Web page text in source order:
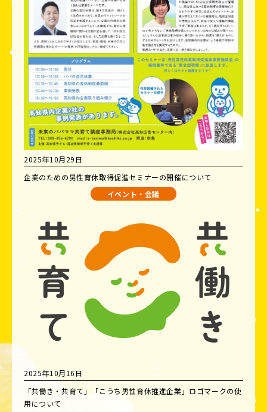
2025年10月29日
企業のための男性育休取得促進セミナーの開催について
イベント・会議
2025年10月16日
「共働き・共育て」「こうち男性育休推進企業」ロゴマークの使
用について